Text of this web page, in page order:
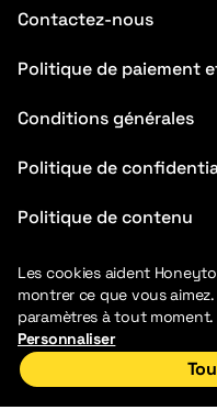
Contactez-nous
Politique de paiement
Conditions générales
Politique de
Politique de contenu
FAQ
Blog
Accueil
Les cookies aident
montrer ce que vous
paramètres à tout moment.
Personnaliser